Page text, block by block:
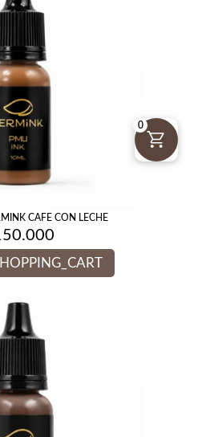
CAFE CON LECHE
0